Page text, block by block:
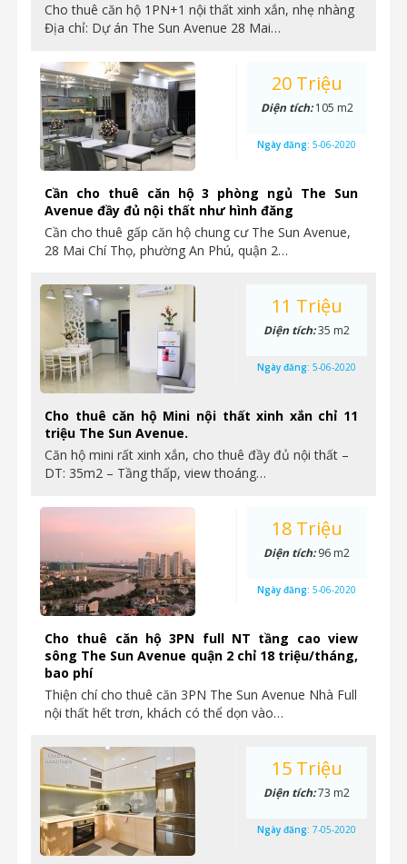
Cho thuê căn hộ 1PN+1 nội thất xinh xắn, nhẹ nhàng
Địa chỉ: Dự án The Sun Avenue 28 Mai…
Cần cho thuê căn hộ 3 phòng ngủ The Sun
Avenue đầy đủ nội thất như hình đăng
Cần cho thuê gấp căn hộ chung cư The Sun Avenue,
28 Mai Chí Thọ, phường An Phú, quận 2…
20 Triệu
Diện tích:105 m2
Ngày đăng: 5-06-2020
Cho thuê căn hộ Mini nội thất xinh xắn chỉ 11
triệu The Sun Avenue.
Căn hộ mini rất xinh xắn, cho thuê đầy đủ nội thất –
DT: 35m2 – Tầng thấp, view thoáng…
11 Triệu
Diện tích:35 m2
Ngày đăng: 5-06-2020
Cho thuê căn hộ 3PN full NT tầng cao view
sông The Sun Avenue quận 2 chỉ 18 triệu/tháng,
bao phí
Thiện chí cho thuê căn 3PN The Sun Avenue Nhà Full
nội thất hết trơn, khách có thể dọn vào…
18 Triệu
Diện tích:96 m2
Ngày đăng: 5-06-2020
15 Triệu
Diện tích:73 m2
Ngày đăng: 7-05-2020